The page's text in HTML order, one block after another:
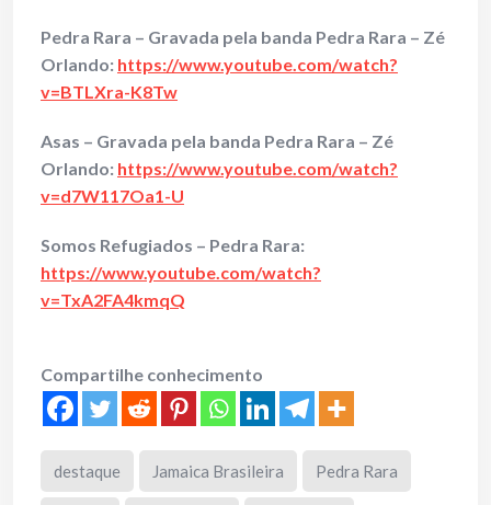
Pedra Rara – Gravada pela banda Pedra Rara – Zé
Orlando: https://www.youtube.com/watch?
v=BTLXra-K8Tw
Asas – Gravada pela banda Pedra Rara – Zé
Orlando: https://www.youtube.com/watch?
v=d7W117Oa1-U
Somos Refugiados – Pedra Rara:
https://www.youtube.com/watch?
v=TxA2FA4kmqQ
Compartilhe conhecimento
destaque Jamaica Brasileira Pedra Rara